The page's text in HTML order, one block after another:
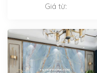
Giá từ: